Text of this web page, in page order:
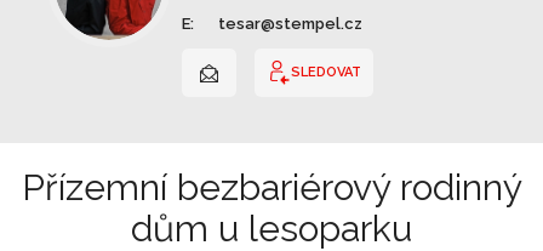
E: tesar@stempel.cz
SLEDOVAT
Přízemní bezbariérový rodinný
dům u lesoparku